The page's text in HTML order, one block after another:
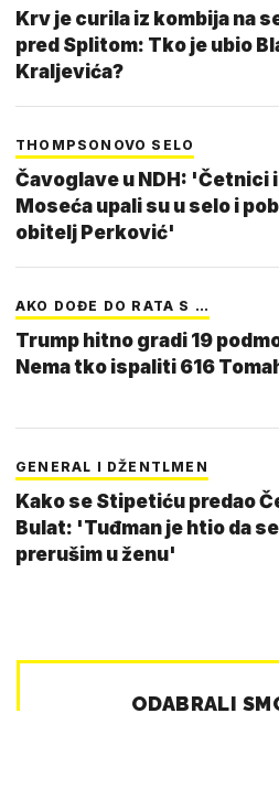
Krv je curila iz kombija na
pred Splitom: Tko je ubio
Kraljevića?
THOMPSONOVO SELO
Čavoglave u NDH: 'Četnici
Moseća upali su u selo i
obitelj Perković'
AKO DOĐE DO RATA S …
Trump hitno gradi 19
Nema tko ispaliti 616
GENERAL I DŽENTLMEN
Kako se Stipetiću predao
Bulat: 'Tuđman je htio da se
prerušim u ženu'